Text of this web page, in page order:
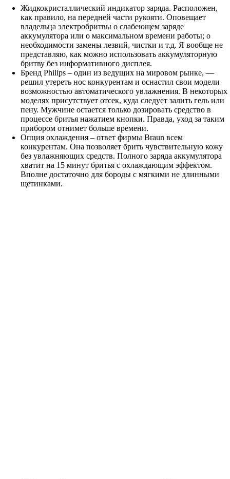
Жидкокристаллический индикатор заряда. Расположен,
как правило, на передней части рукояти. Оповещает
владельца электробритвы о слабеющем заряде
аккумулятора или о максимальном времени работы; о
необходимости замены лезвий, чистки и т.д. Я вообще не
представляю, как можно использовать аккумуляторную
бритву без информативного дисплея.
Бренд Philips – один из ведущих на мировом рынке, —
решил утереть нос конкурентам и оснастил свои модели
возможностью автоматического увлажнения. В некоторых
моделях присутствует отсек, куда следует залить гель или
пену. Мужчине остается только дозировать средство в
процессе бритья нажатием кнопки. Правда, уход за таким
прибором отнимет больше времени.
Опция охлаждения – ответ фирмы Braun всем
конкурентам. Она позволяет брить чувствительную кожу
без увлажняющих средств. Полного заряда аккумулятора
хватит на 15 минут бритья с охлаждающим эффектом.
Вполне достаточно для бороды с мягкими не длинными
щетинками.